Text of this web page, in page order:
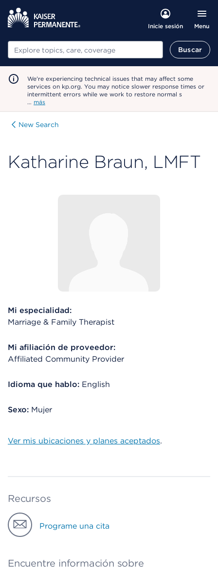
Inicie sesión Menu
Buscar Buscar
We're experiencing technical issues that may affect some
services on kp.org. You may notice slower response times or
intermittent errors while we work to restore normal s
… más
New Search
Katharine Braun, LMFT
Mi especialidad:
Marriage & Family Therapist
Mi afiliación de proveedor:
Affiliated Community Provider
Idioma que hablo: English
Sexo: Mujer
Ver mis ubicaciones y planes aceptados.
Recursos
Programe una cita
Encuentre información sobre